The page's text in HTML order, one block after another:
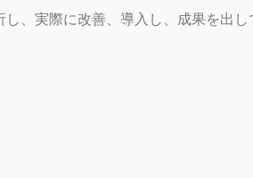
、実際に改善、導入し、成果を出し